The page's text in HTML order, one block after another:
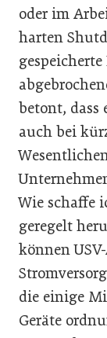
oder im
harten
betont, dass
auch bei
Wie schaffe
geregelt
können
die einige
Geräte